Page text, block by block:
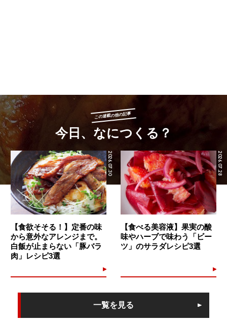
この連載の他の記事
今日、なにつくる？
2026.07.30
【食欲そそる！】定番の味
から意外なアレンジまで。
白飯が止まらない「豚バラ
肉」レシピ3選
2026.07.28
【食べる美容液】果実の酸
味やハーブで味わう「ビー
ツ」のサラダレシピ3選
一覧を見る